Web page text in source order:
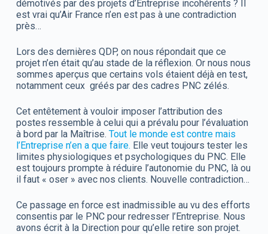
démotivés par des projets d’Entreprise incohérents ? Il
est vrai qu’Air France n’en est pas à une contradiction
près…
Lors des dernières QDP, on nous répondait que ce
projet n’en était qu’au stade de la réflexion. Or nous nous
sommes aperçus que certains vols étaient déjà en test,
notamment ceux gréés par des cadres PNC zélés.
Cet entêtement à vouloir imposer l’attribution des
postes ressemble à celui qui a prévalu pour l’évaluation
à bord par la Maîtrise. Tout le monde est contre mais
l’Entreprise n’en a que faire. Elle veut toujours tester les
limites physiologiques et psychologiques du PNC. Elle
est toujours prompte à réduire l’autonomie du PNC, là ou
il faut « oser » avec nos clients. Nouvelle contradiction…
Ce passage en force est inadmissible au vu des efforts
consentis par le PNC pour redresser l’Entreprise. Nous
avons écrit à la Direction pour qu’elle retire son projet.